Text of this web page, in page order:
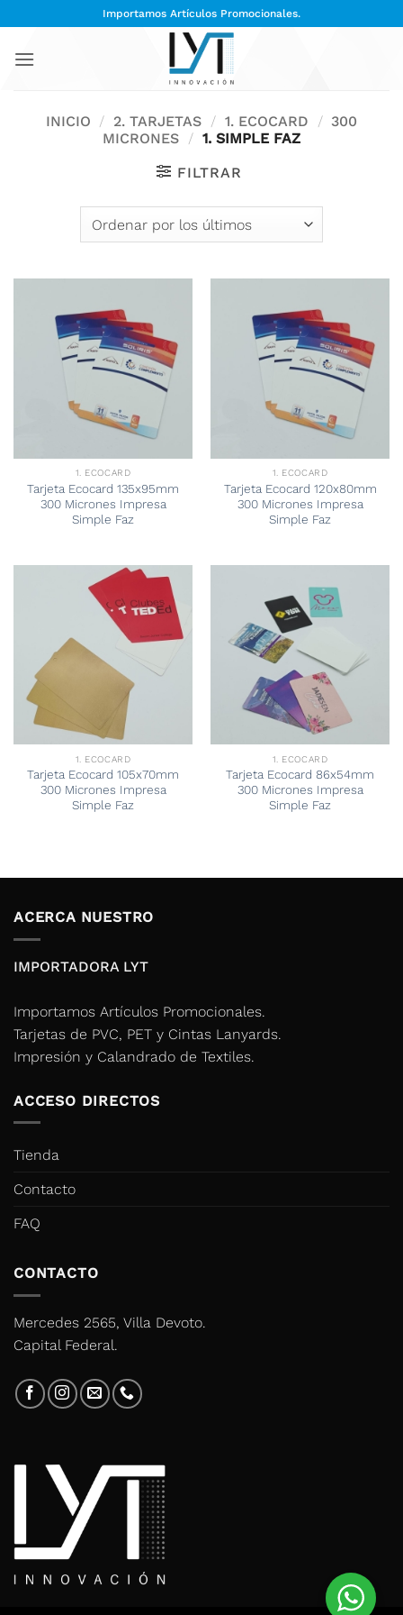
al
contenido
Importamos Artículos Promocionales.
INICIO / 2. TARJETAS / 1. ECOCARD / 300
MICRONES / 1. SIMPLE FAZ
FILTRAR
1. ECOCARD
Tarjeta Ecocard 135x95mm
300 Micrones Impresa
Simple Faz
1. ECOCARD
Tarjeta Ecocard 120x80mm
300 Micrones Impresa
Simple Faz
1. ECOCARD
Tarjeta Ecocard 105x70mm
300 Micrones Impresa
Simple Faz
1. ECOCARD
Tarjeta Ecocard 86x54mm
300 Micrones Impresa
Simple Faz
ACERCA NUESTRO
IMPORTADORA LYT
Importamos Artículos Promocionales.
Tarjetas de PVC, PET y Cintas Lanyards.
Impresión y Calandrado de Textiles.
ACCESO DIRECTOS
Tienda
Contacto
FAQ
CONTACTO
Mercedes 2565, Villa Devoto.
Capital Federal.